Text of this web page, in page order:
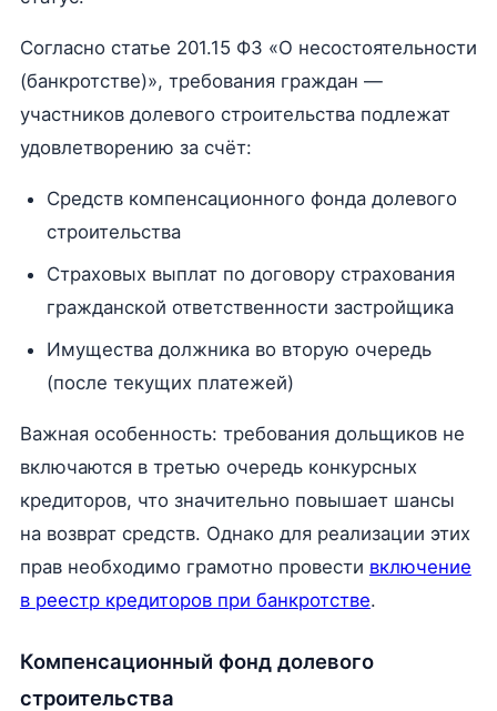
Согласно статье 201.15 ФЗ «О несостоятельности
(банкротстве)», требования граждан —
участников долевого строительства подлежат
удовлетворению за счёт:
Средств компенсационного фонда долевого
строительства
Страховых выплат по договору страхования
гражданской ответственности застройщика
Имущества должника во вторую очередь
(после текущих платежей)
Важная особенность: требования дольщиков не
включаются в третью очередь конкурсных
кредиторов, что значительно повышает шансы
на возврат средств. Однако для реализации этих
прав необходимо грамотно провести включение
в реестр кредиторов при банкротстве.
Компенсационный фонд долевого
строительства